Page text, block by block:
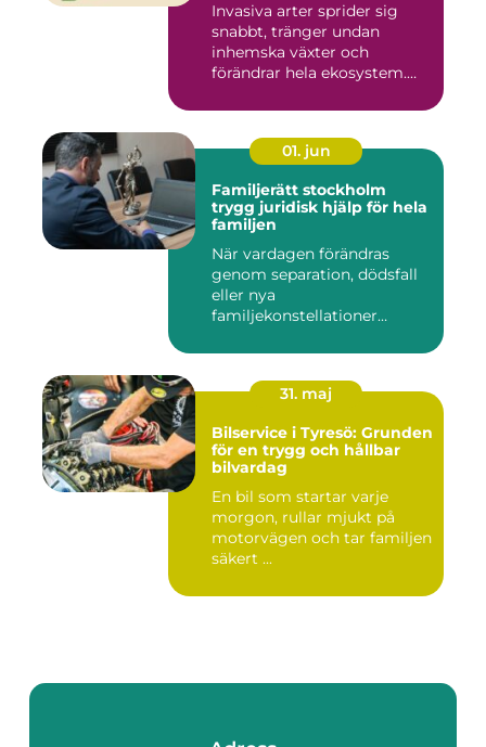
Invasiva arter sprider sig
snabbt, tränger undan
inhemska växter och
förändrar hela ekosystem.
01. jun
Familjerätt stockholm
trygg juridisk hjälp för hela
familjen
När vardagen förändras
genom separation, dödsfall
eller nya
familjekonstellationer
31. maj
Bilservice i Tyresö: Grunden
för en trygg och hållbar
bilvardag
En bil som startar varje
morgon, rullar mjukt på
motorvägen och tar familjen
säkert ...